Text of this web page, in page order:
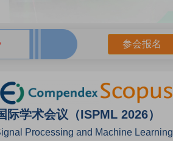
参会报名
学术会议（ISPML 2026）
Processing and Machine Learning